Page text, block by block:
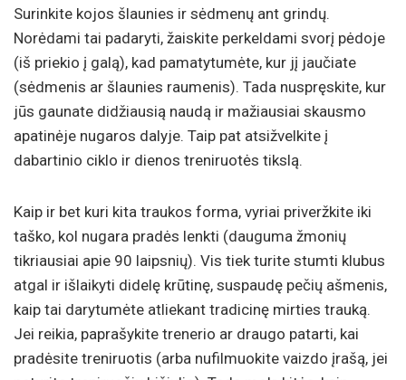
Surinkite kojos šlaunies ir sėdmenų ant grindų.
Norėdami tai padaryti, žaiskite perkeldami svorį pėdoje
(iš priekio į galą), kad pamatytumėte, kur jį jaučiate
(sėdmenis ar šlaunies raumenis). Tada nuspręskite, kur
jūs gaunate didžiausią naudą ir mažiausiai skausmo
apatinėje nugaros dalyje. Taip pat atsižvelkite į
dabartinio ciklo ir dienos treniruotės tikslą.
Kaip ir bet kuri kita traukos forma, vyriai priveržkite iki
taško, kol nugara pradės lenkti (dauguma žmonių
tikriausiai apie 90 laipsnių). Vis tiek turite stumti klubus
atgal ir išlaikyti didelę krūtinę, suspaudę pečių ašmenis,
kaip tai darytumėte atliekant tradicinę mirties trauką.
Jei reikia, paprašykite trenerio ar draugo patarti, kai
pradėsite treniruotis (arba nufilmuokite vaizdo įrašą, jei